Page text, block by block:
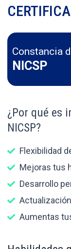
Constancia
NICSP
¿Por qué es
NICSP?
Flexibilidad
Mejoras tus
Desarrollo
Aumentas